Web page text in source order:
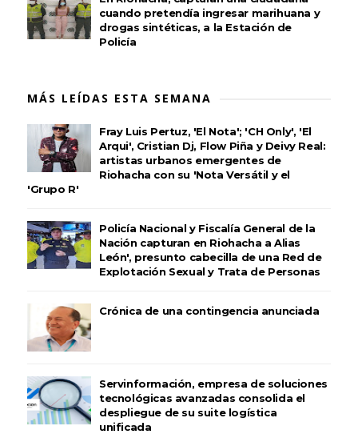
cuando pretendía ingresar marihuana y
drogas sintéticas, a la Estación de
Policía
MÁS LEÍDAS ESTA SEMANA
Fray Luis Pertuz, 'El Nota'; 'CH Only', 'El
Arqui', Cristian Dj, Flow Piña y Deivy Real:
artistas urbanos emergentes de
Riohacha con su 'Nota Versátil y el
'Grupo R'
Policía Nacional y Fiscalía General de la
Nación capturan en Riohacha a Alias
León', presunto cabecilla de una Red de
Explotación Sexual y Trata de Personas
Crónica de una contingencia anunciada
Servinformación, empresa de soluciones
tecnológicas avanzadas consolida el
despliegue de su suite logística
unificada